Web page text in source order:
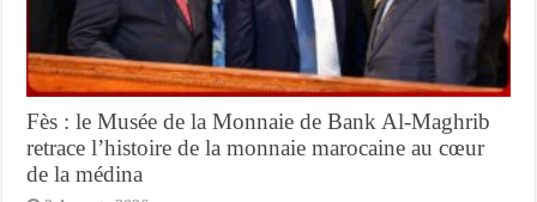
Fès : le Musée de la Monnaie de Bank Al-Maghrib
retrace l’histoire de la monnaie marocaine au cœur
de la médina